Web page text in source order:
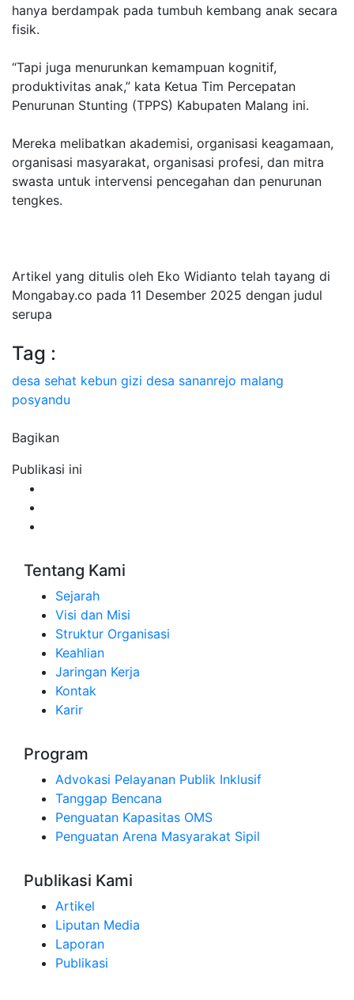
hanya berdampak pada tumbuh kembang anak secara
fisik.
“Tapi juga menurunkan kemampuan kognitif,
produktivitas anak,” kata Ketua Tim Percepatan
Penurunan Stunting (TPPS) Kabupaten Malang ini.
Mereka melibatkan akademisi, organisasi keagamaan,
organisasi masyarakat, organisasi profesi, dan mitra
swasta untuk intervensi pencegahan dan penurunan
tengkes.
Artikel yang ditulis oleh Eko Widianto telah tayang di
Mongabay.co pada 11 Desember 2025 dengan judul
serupa
Tag :
desa sehat kebun gizi desa sananrejo malang
posyandu
Bagikan
Publikasi ini
Tentang Kami
Sejarah
Visi dan Misi
Struktur Organisasi
Keahlian
Jaringan Kerja
Kontak
Karir
Program
Advokasi Pelayanan Publik Inklusif
Tanggap Bencana
Penguatan Kapasitas OMS
Penguatan Arena Masyarakat Sipil
Publikasi Kami
Artikel
Liputan Media
Laporan
Publikasi